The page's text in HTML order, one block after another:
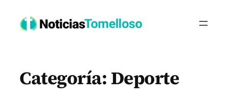
contenido
Categoría: Deporte